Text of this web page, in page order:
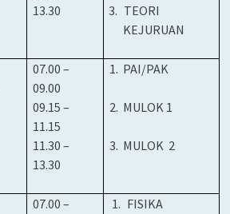
13.30
3. TEORI
KEJURUAN
07.00 –
09.00
09.15 –
11.15
11.30 –
13.30
1. PAI/PAK
2. MULOK 1
3. MULOK 2
07.00 –
1. FISIKA